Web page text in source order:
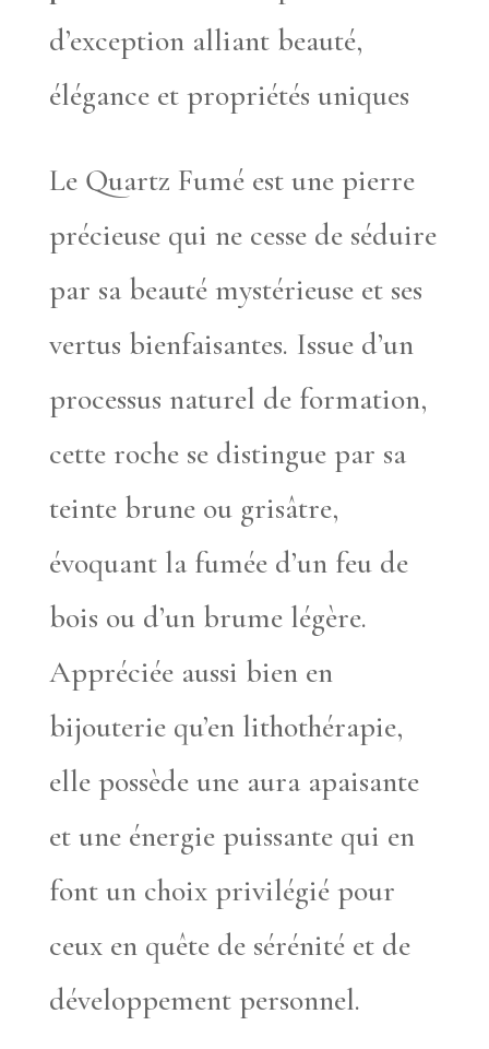
d’exception alliant beauté,
élégance et propriétés uniques
Le Quartz Fumé est une pierre
précieuse qui ne cesse de séduire
par sa beauté mystérieuse et ses
vertus bienfaisantes. Issue d’un
processus naturel de formation,
cette roche se distingue par sa
teinte brune ou grisâtre,
évoquant la fumée d’un feu de
bois ou d’un brume légère.
Appréciée aussi bien en
bijouterie qu’en lithothérapie,
elle possède une aura apaisante
et une énergie puissante qui en
font un choix privilégié pour
ceux en quête de sérénité et de
développement personnel.